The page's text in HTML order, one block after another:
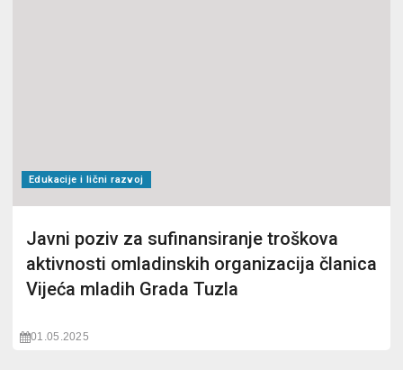
Edukacije i lični razvoj
Javni poziv za sufinansiranje troškova
aktivnosti omladinskih organizacija članica
Vijeća mladih Grada Tuzla
01.05.2025